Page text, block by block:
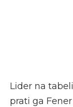
Lider na
prati ga